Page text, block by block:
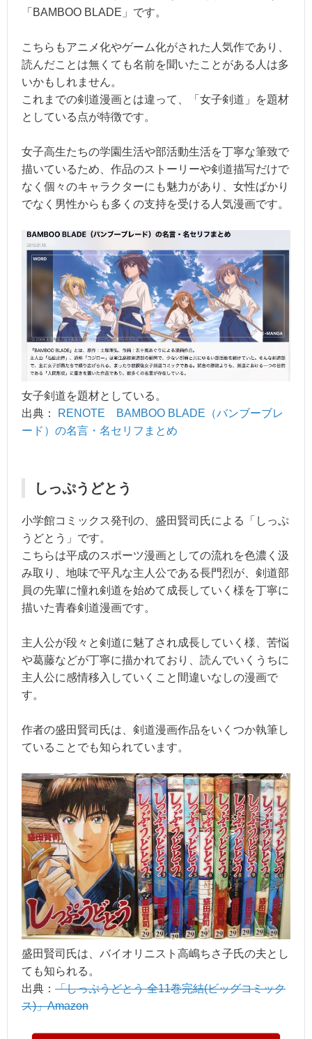
「BAMBOO BLADE」です。
こちらもアニメ化やゲーム化がされた人気作であり、
読んだことは無くても名前を聞いたことがある人は多
いかもしれません。
これまでの剣道漫画とは違って、「女子剣道」を題材
としている点が特徴です。
女子高生たちの学園生活や部活動生活を丁寧な筆致で
描いているため、作品のストーリーや剣道描写だけで
なく個々のキャラクターにも魅力があり、女性ばかり
でなく男性からも多くの支持を受ける人気漫画です。
女子剣道を題材としている。
出典：
RENOTE BAMBOO BLADE（バンブーブレ
ード）の名言・名セリフまとめ
しっぷうどとう
小学館コミックス発刊の、盛田賢司氏による「しっぷ
うどとう」です。
こちらは平成のスポーツ漫画としての流れを色濃く汲
み取り、地味で平凡な主人公である長門烈が、剣道部
員の先輩に憧れ剣道を始めて成長していく様を丁寧に
描いた青春剣道漫画です。
主人公が段々と剣道に魅了され成長していく様、苦悩
や葛藤などが丁寧に描かれており、読んでいくうちに
主人公に感情移入していくこと間違いなしの漫画で
す。
作者の盛田賢司氏は、剣道漫画作品をいくつか執筆し
ていることでも知られています。
盛田賢司氏は、バイオリニスト高嶋ちさ子氏の夫とし
ても知られる。
出典： 「しっぷうどとう 全11巻完結(ビッグコミック
ス)」Amazon